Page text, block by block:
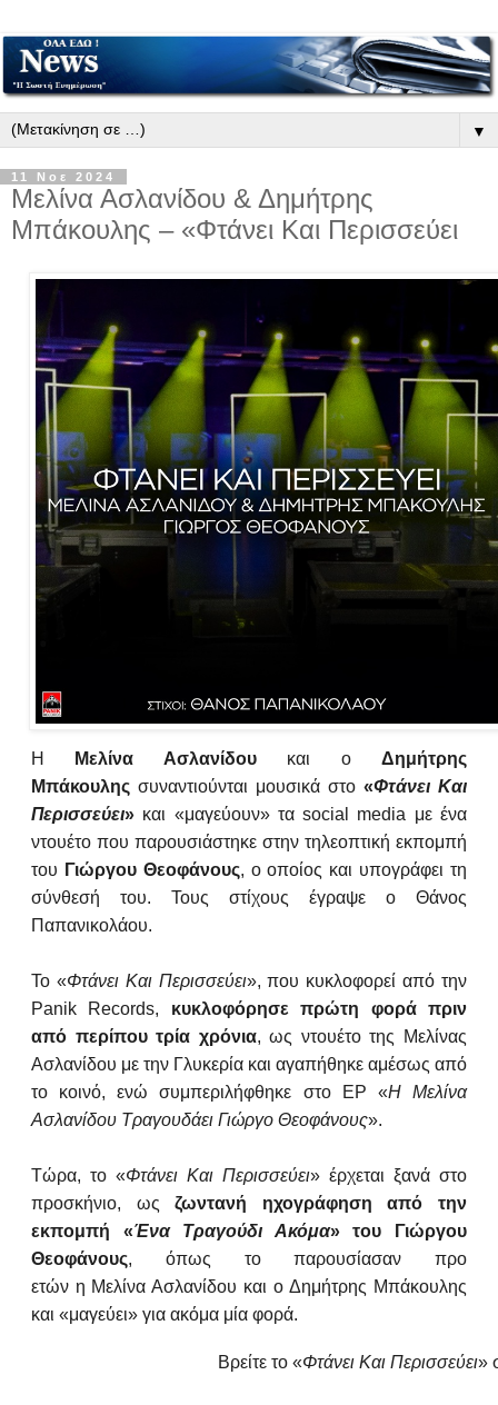
▼
11 Νοε 2024
Μελίνα Ασλανίδου & Δημήτρης
Μπάκουλης – «Φτάνει Και Περισσεύει
Η Μελίνα Ασλανίδουκαι οΔημήτρης
Μπάκουλης συναντιούνται μουσικά στο «Φτάνει Και
Περισσεύει» και «μαγεύουν» τα social media με ένα
ντουέτο που παρουσιάστηκε στην τηλεοπτική εκπομπή
του Γιώργου Θεοφάνους, ο οποίος και υπογράφει τη
σύνθεσή του. Τους στίχους έγραψε ο Θάνος
Παπανικολάου.
Το «Φτάνει Και Περισσεύει», που κυκλοφορεί από την
Panik Records, κυκλοφόρησε πρώτη φορά πριν
από περίπου τρία χρόνια, ως ντουέτο της Μελίνας
Ασλανίδου με την Γλυκερία και αγαπήθηκε αμέσως από
το κοινό, ενώ συμπεριλήφθηκε στο EP «Η Μελίνα
Ασλανίδου Τραγουδάει Γιώργο Θεοφάνους».
Τώρα, το «Φτάνει Και Περισσεύει» έρχεται ξανά στο
προσκήνιο, ως ζωντανή ηχογράφηση από την
εκπομπή «Ένα Τραγούδι Ακόμα» του Γιώργου
Θεοφάνους,
όπως το παρουσίασαν προ
ετών η Μελίνα Ασλανίδου και ο Δημήτρης Μπάκουλης
και «μαγεύει» για ακόμα μία φορά.
Βρείτε το «Φτάνει Και Περισσεύει»